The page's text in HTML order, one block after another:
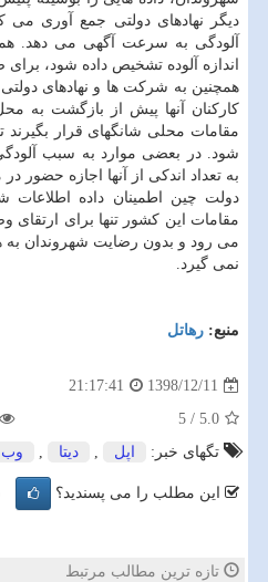
دیگر نهادهای دولتی جمع آوری
آلودگی به سرعت آگهی می دهد.
اندازه آلوده تشخیص داده شود،
همچنین به شركت ها و نهادهای
كاركنان آنها پیش از بازگشت به
مقامات محلی شانگهای قرار بگیرند
شود. در بعضی موارد به سبب
به تعداد اندكی از آنها اجازه حضور
دولت چین اطمینان داده
مقامات این كشور تنها برای
می رود و بدون رضایت شهروندان به
نمی گیرد.
منبع: رهاتل
1398/12/11
21:17:41
5.0
/
5
تگهای خبر:
اپل , دیتا , وب
این مطلب را می پسندید؟
تازه ترین مطالب مرتبط